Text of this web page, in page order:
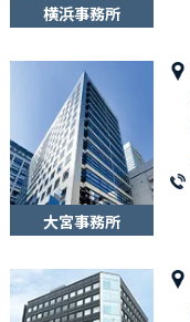
横浜事務所
大宮事務所